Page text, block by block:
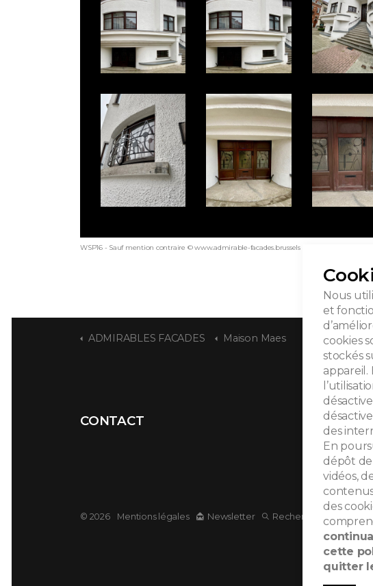
WSP16 - Sauf mention contraire © www.admirable-facades.brussels pour toutes les photos
ADMIRABLES FACADES Maison Maes
CONTACT
© 2026 Mentions légales Newsletter Recherche
Nous
et
cookies
stockés
appareil.
des
En
dépôt de
vidéos,
des
cette
quitter